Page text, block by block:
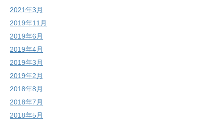
2021年3月
2019年11月
2019年6月
2019年4月
2019年3月
2019年2月
2018年8月
2018年7月
2018年5月